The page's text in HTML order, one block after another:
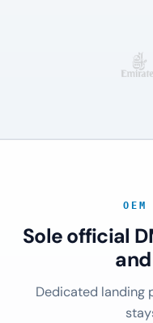
OEM
Sole official
and
Dedicated landing